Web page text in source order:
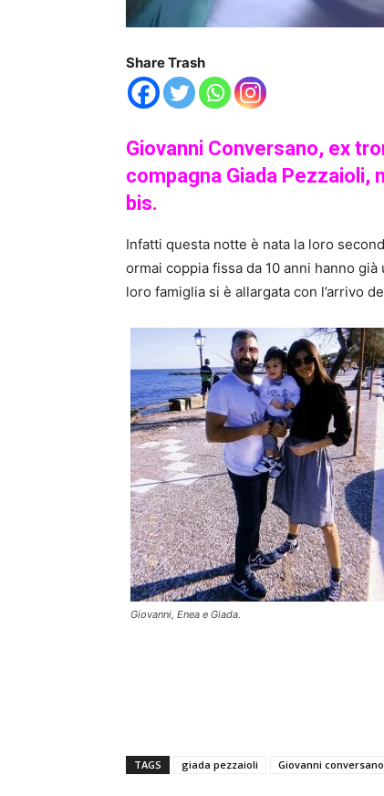
Share Trash
Giovanni Conversano, ex
compagna Giada
bis.
Infatti questa notte è nata la loro
ormai coppia fissa da 10 anni hanno
loro famiglia si è allargata con l’arrivo
Giovanni, Enea e Giada.
TAGS giada pezzaioli Giovanni conversano